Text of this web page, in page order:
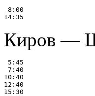
8:00
Киров —
5:45
7:40
10:40
12:40
15:30